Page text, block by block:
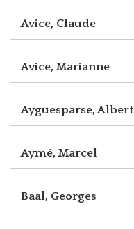
Avice, Claude
Avice, Marianne
Ayguesparse, Albert
Aymé, Marcel
Baal, Georges